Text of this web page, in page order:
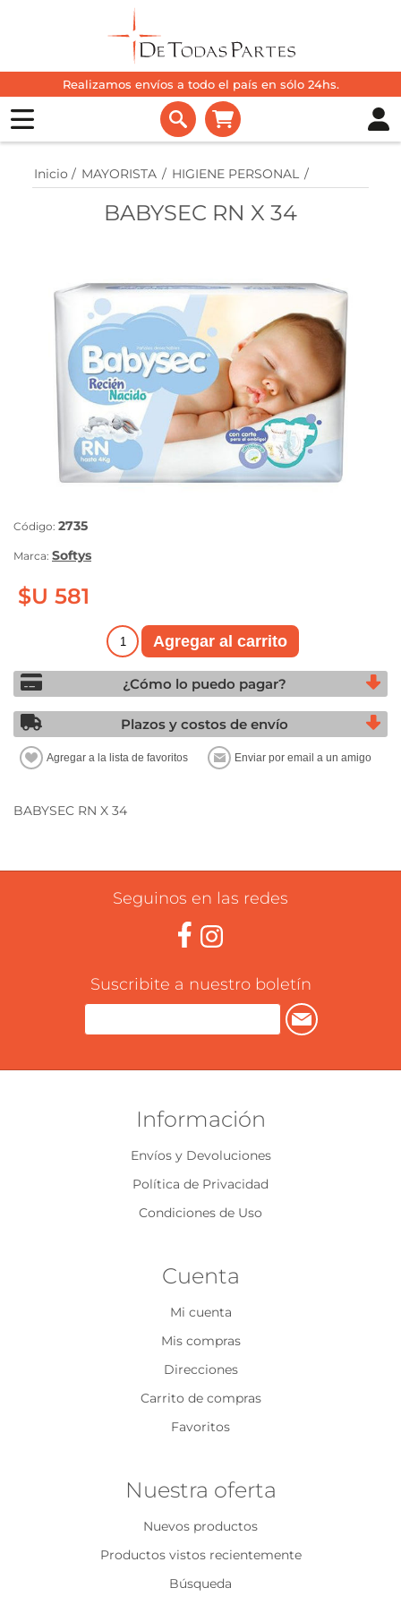
Realizamos envíos a todo el país en sólo 24hs.
Inicio / MAYORISTA / HIGIENE PERSONAL /
BABYSEC RN X 34
Código: 2735
Marca: Softys
$U 581
¿Cómo lo puedo pagar?
Plazos y costos de envío
BABYSEC RN X 34
Seguinos en las redes
Suscribite a nuestro boletín
Información
Envíos y Devoluciones
Política de Privacidad
Condiciones de Uso
Cuenta
Mi cuenta
Mis compras
Direcciones
Carrito de compras
Favoritos
Nuestra oferta
Nuevos productos
Productos vistos recientemente
Búsqueda